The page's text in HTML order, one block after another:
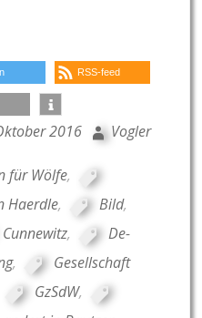
RSS-feed
2016 Vogler
für Wölfe,
Haerdle, Bild,
Cunnewitz,
De-
,
Gesellschaft
GzSdW,